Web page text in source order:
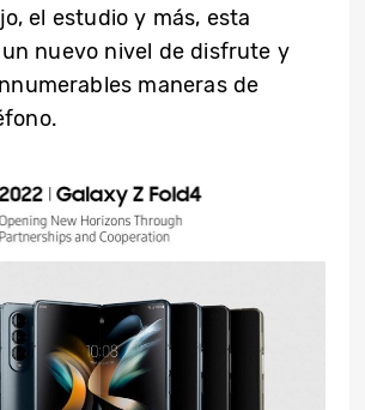
el estudio y más, esta
nuevo nivel de disfrute y
maneras de